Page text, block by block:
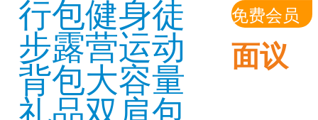
免费会员
面议